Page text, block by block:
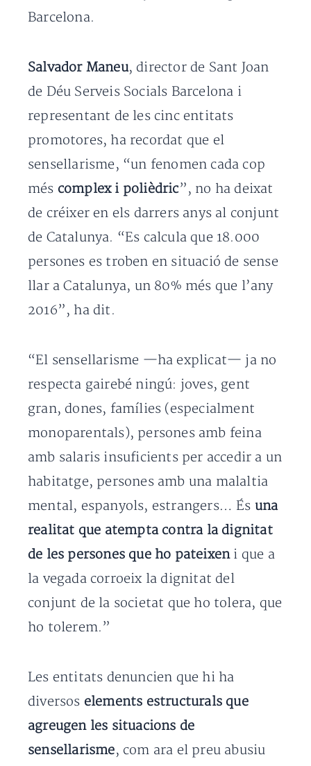
Barcelona.
Salvador Maneu, director de Sant Joan
de Déu Serveis Socials Barcelona i
representant de les cinc entitats
promotores, ha recordat que el
sensellarisme, “un fenomen cada cop
més complex i polièdric”, no ha deixat
de créixer en els darrers anys al conjunt
de Catalunya. “Es calcula que 18.000
persones es troben en situació de sense
llar a Catalunya, un 80% més que l’any
2016”, ha dit.
“El sensellarisme —ha explicat— ja no
respecta gairebé ningú: joves, gent
gran, dones, famílies (especialment
monoparentals), persones amb feina
amb salaris insuficients per accedir a un
habitatge, persones amb una malaltia
mental, espanyols, estrangers… És una
realitat que atempta contra la dignitat
de les persones que ho pateixeni que a
la vegada corroeix la dignitat del
conjunt de la societat que ho tolera, que
ho tolerem.”
Les entitats denuncien que hi ha
diversos elements estructurals que
agreugen les situacions de
sensellarisme, com ara el preu abusiu